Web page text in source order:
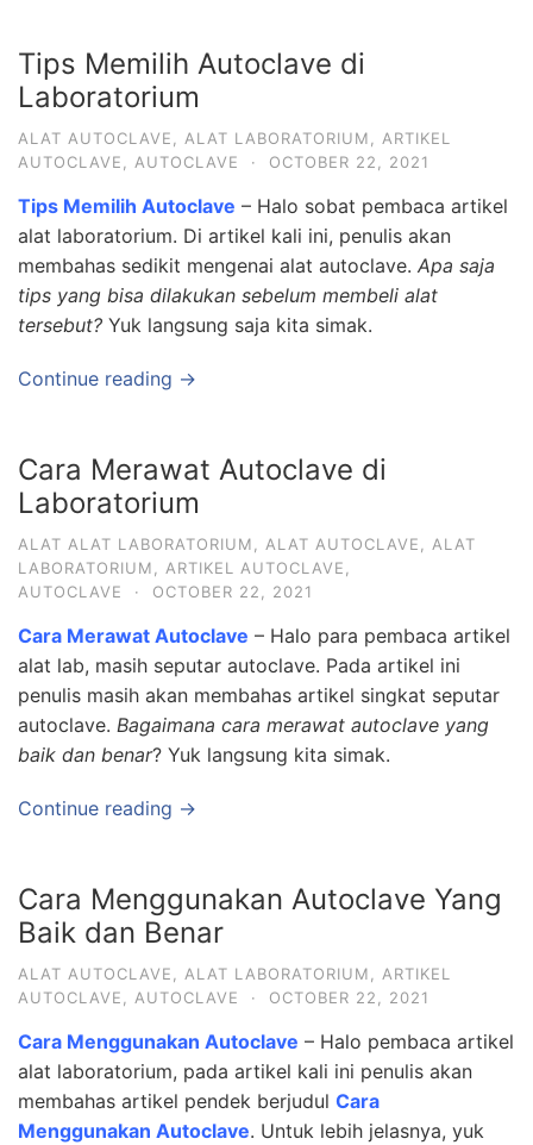
Tips Memilih Autoclave di
Laboratorium
ALAT AUTOCLAVE ALAT LABORATORIUM
ARTIKEL
AUTOCLAVE
AUTOCLAVE · OCTOBER 22, 2021
Tips Memilih Autoclave – Halo sobat pembaca artikel
alat laboratorium. Di artikel kali ini, penulis akan
membahas sedikit mengenai alat autoclave. Apa saja
tips yang bisa dilakukan sebelum membeli alat
tersebut? Yuk langsung saja kita simak.
Continue reading →
Cara Merawat Autoclave di
Laboratorium
ALAT ALAT LABORATORIUM ALAT AUTOCLAVE
ALAT
LABORATORIUM
ARTIKEL AUTOCLAVE
AUTOCLAVE
· OCTOBER 22, 2021
Cara Merawat Autoclave – Halo para pembaca artikel
alat lab, masih seputar autoclave. Pada artikel ini
penulis masih akan membahas artikel singkat seputar
autoclave. Bagaimana cara merawat autoclave yang
baik dan benar? Yuk langsung kita simak.
Continue reading →
Cara Menggunakan Autoclave Yang
Baik dan Benar
ALAT AUTOCLAVE ALAT LABORATORIUM
ARTIKEL
AUTOCLAVE
AUTOCLAVE · OCTOBER 22, 2021
Cara Menggunakan Autoclave – Halo pembaca artikel
alat laboratorium, pada artikel kali ini penulis akan
membahas artikel pendek berjudul Cara
Menggunakan Autoclave. Untuk lebih jelasnya, yuk